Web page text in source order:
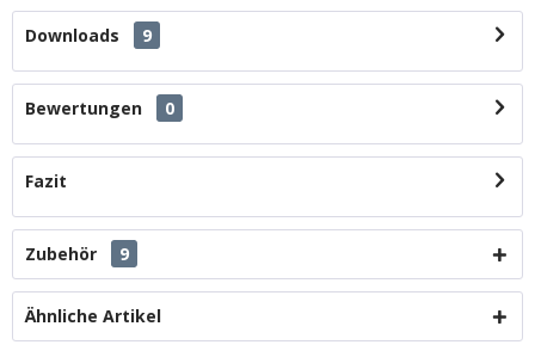
Downloads 9
Bewertungen 0
Fazit
Zubehör 9
Ähnliche Artikel